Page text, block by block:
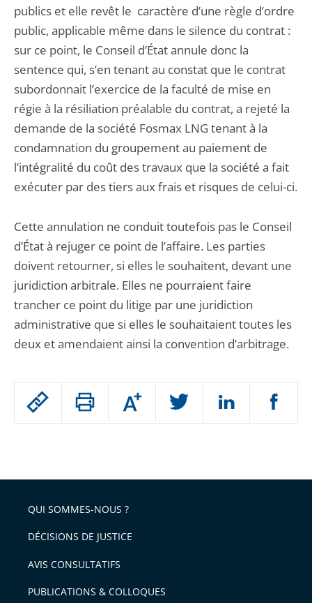
Passer
arriver
après
Augmenter
ou
l'article
pour
avant
publics et elle revêt le caractère d’une règle d’ordre
public, applicable même dans le silence du contrat :
sur ce point, le Conseil d’État annule donc la
sentence qui, s’en tenant au constat que le contrat
subordonnait l’exercice de la faculté de mise en
régie à la résiliation préalable du contrat, a rejeté la
demande de la société Fosmax LNG tenant à la
condamnation du groupement au paiement de
l’intégralité du coût des travaux que la société a fait
exécuter par des tiers aux frais et risques de celui-ci.
Cette annulation ne conduit toutefois pas le Conseil
d’État à rejuger ce point de l’affaire. Les parties
doivent retourner, si elles le souhaitent, devant une
juridiction arbitrale. Elles ne pourraient faire
trancher ce point du litige par une juridiction
administrative que si elles le souhaitaient toutes les
deux et amendaient ainsi la convention d’arbitrage.
QUI SOMMES-NOUS ?
DÉCISIONS DE JUSTICE
AVIS CONSULTATIFS
PUBLICATIONS & COLLOQUES